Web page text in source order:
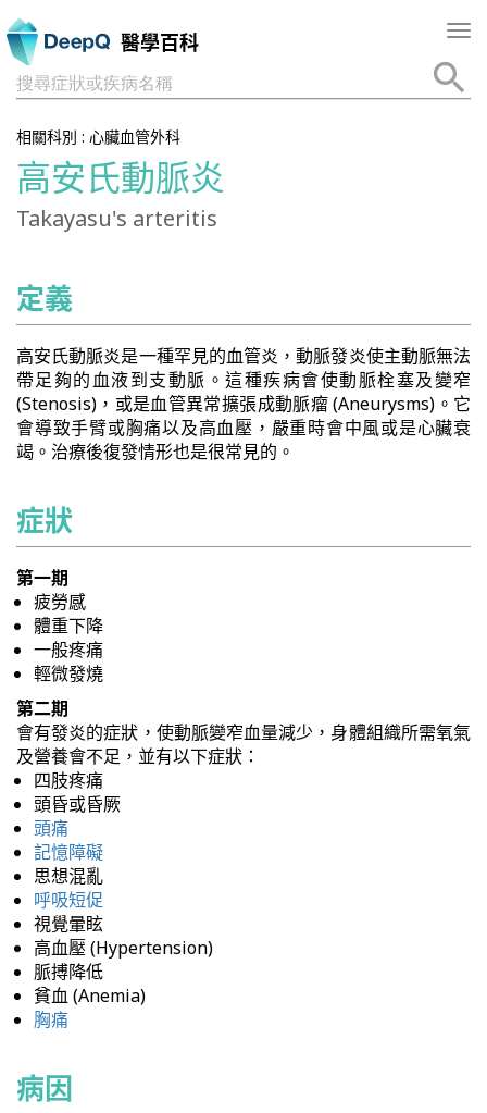
醫學百科
搜尋症狀或疾病名稱
相關科別 : 心臟血管外科
高安氏動脈炎
Takayasu's arteritis
定義
高安氏動脈炎是一種罕見的血管炎，動脈發炎使主動脈無法
帶足夠的血液到支動脈。這種疾病會使動脈栓塞及變窄
(Stenosis)，或是血管異常擴張成動脈瘤 (Aneurysms)。它
會導致手臂或胸痛以及高血壓，嚴重時會中風或是心臟衰
竭。治療後復發情形也是很常見的。
症狀
第一期
疲勞感
體重下降
一般疼痛
輕微發燒
第二期
會有發炎的症狀，使動脈變窄血量減少，身體組織所需氧氣
及營養會不足，並有以下症狀：
四肢疼痛
頭昏或昏厥
頭痛
記憶障礙
思想混亂
呼吸短促
視覺暈眩
高血壓 (Hypertension)
脈搏降低
貧血 (Anemia)
胸痛
病因